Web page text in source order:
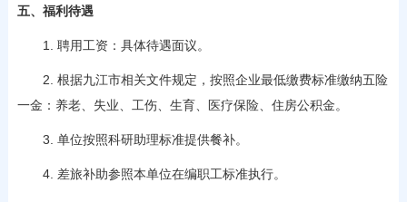
五、福利待遇
1. 聘用工资：具体待遇面议。
2. 根据九江市相关文件规定，按照企业最低缴费标准缴纳五险
一金：养老、失业、工伤、生育、医疗保险、住房公积金。
3. 单位按照科研助理标准提供餐补。
4. 差旅补助参照本单位在编职工标准执行。